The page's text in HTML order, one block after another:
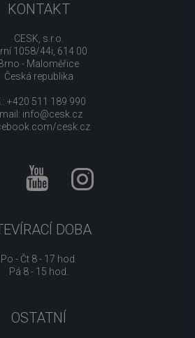
KONTAKT
CESK, s.r.o.
1058/44i, 614 00
Brno - Maloměřice
Česká republika
+420 511 189 990
info@cesk.cz
cesk.cz
DOBA
Po - Čt 8 - 17 hod.
Pá 8 - 15 hod.
OSTATNÍ